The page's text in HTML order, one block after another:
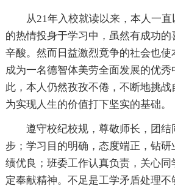
从21年入校就读以来，本人一
的热情投身于学习中，虽然有成功
辛酸。然而日益激烈竟争的社会也使
成为一名德智体美劳全面发展的优秀
此，本人仍然孜孜不倦，不断地挑战
为实现人生的价值打下坚实的基础。
遵守校纪校规，尊敬师长，团
步；学习目的明确，态度端正，钻
绩优良；班委工作认真负责，关心同
定奉献精神。不足是工学矛盾处理